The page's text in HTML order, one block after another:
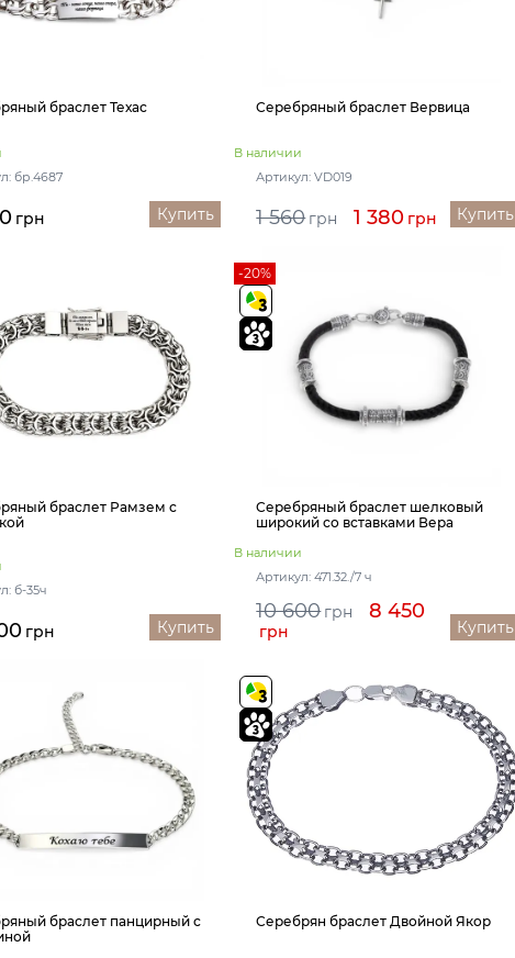
браслет Техас
бр.4687
грн Купить
Серебряный браслет Вервица
В наличии
Артикул: VD019
1 560 грн 1 380 грн Купить
браслет Рамзем с
б-35ч
грн Купить
-20%
Серебряный браслет шелковый
широкий со вставками Вера
В наличии
Артикул: 471.32./7 ч
10 600 грн 8 450
грн Купить
браслет панцирный с
Серебрян браслет Двойной Якор